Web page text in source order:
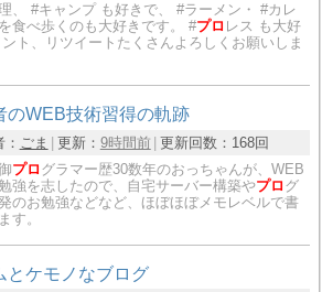
、 #キャンプ も好きで、 #ラーメン・ #カレ
食べ歩くのも大好きです。 #プロ レス も大好
ト、リツイートたくさんよろしくお願いしま
のWEB技術習得の軌跡
ごま 更新： 9時間前 更新回数： 168回
プロ グラマー歴30数年のおっちゃんが、WEB
強を志したので、自宅サーバー構築やプロ グ
のお勉強などなど、ほぼほぼメモレベルで書
す。
とケモノなブログ